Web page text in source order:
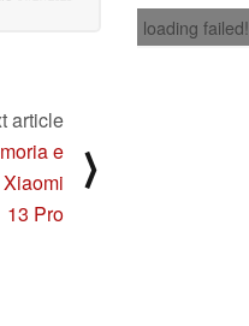
loading failed!
article
e
13 Pro
⟩